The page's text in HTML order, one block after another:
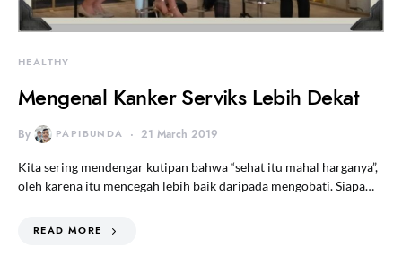
HEALTHY
Mengenal Kanker Serviks Lebih Dekat
By PAPIBUNDA 21 March 2019
Kita sering mendengar kutipan bahwa “sehat itu mahal harganya”,
oleh karena itu mencegah lebih baik daripada mengobati. Siapa…
READ MORE